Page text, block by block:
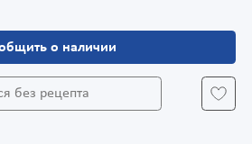
о наличии
без рецепта